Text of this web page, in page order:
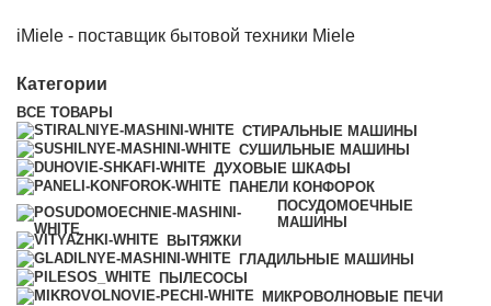
iMiele - поставщик бытовой техники Miele
Категории
ВСЕ ТОВАРЫ
СТИРАЛЬНЫЕ МАШИНЫ
СУШИЛЬНЫЕ МАШИНЫ
ДУХОВЫЕ ШКАФЫ
ПАНЕЛИ КОНФОРОК
ПОСУДОМОЕЧНЫЕ
МАШИНЫ
ВЫТЯЖКИ
ГЛАДИЛЬНЫЕ МАШИНЫ
ПЫЛЕСОСЫ
МИКРОВОЛНОВЫЕ ПЕЧИ